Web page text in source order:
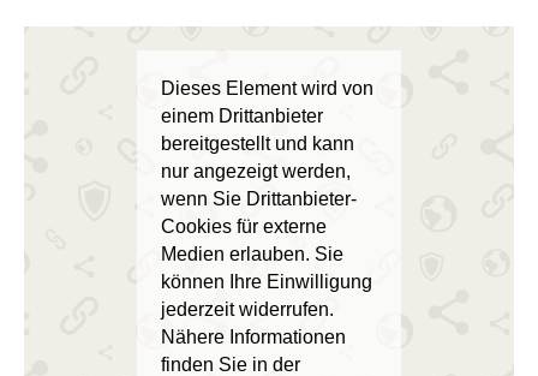
Dieses Element wird von
einem Drittanbieter
bereitgestellt und kann
nur angezeigt werden,
wenn Sie Drittanbieter-
Cookies für externe
Medien erlauben. Sie
können Ihre Einwilligung
jederzeit widerrufen.
Nähere Informationen
finden Sie in der